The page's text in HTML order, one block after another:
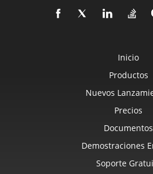
Inicio
Productos
Nuevos
Precios
Documentos
Demostraciones
Soporte